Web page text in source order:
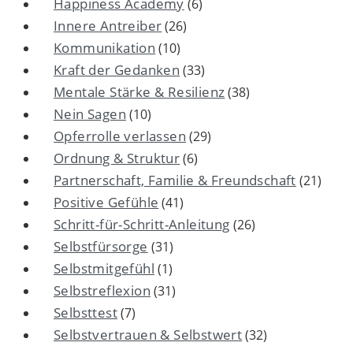
(6)
Innere Antreiber(26)
Kommunikation (10)
Kraft der Gedanken (33)
Mentale Stärke & Resilienz(38)
Nein Sagen (10)
Opferrolle verlassen (29)
Ordnung & Struktur(6)
Partnerschaft, Familie & Freundschaft (21)
Positive Gefühle (41)
Schritt-für-Schritt-Anleitung (26)
Selbstfürsorge (31)
Selbstmitgefühl (1)
Selbstreflexion (31)
Selbsttest(7)
Selbstvertrauen & Selbstwert(32)